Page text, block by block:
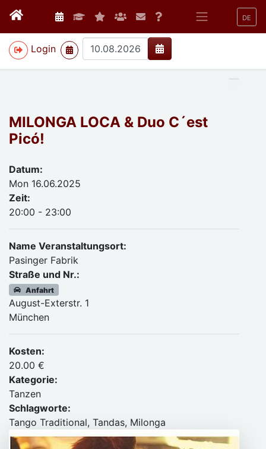
DE
Login
>
MILONGA LOCA & Duo C´est
Picó!
Datum:
Mon 16.06.2025
Zeit:
20:00 - 23:00
Name Veranstaltungsort:
Pasinger Fabrik
Straße und Nr.:
Anfahrt
August-Exterstr. 1
München
Kosten:
20.00 €
Kategorie:
Tanzen
Schlagworte:
Tango Traditional, Tandas, Milonga